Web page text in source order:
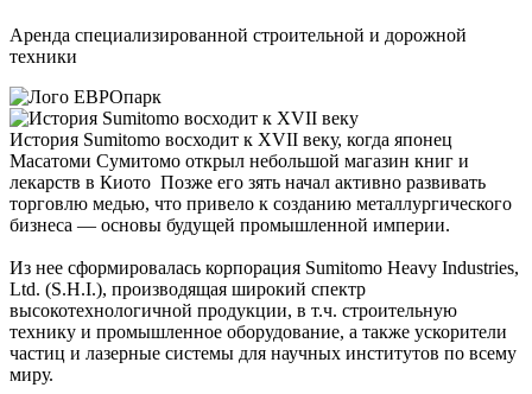
Аренда специализированной строительной и дорожной
техники
История Sumitomo восходит к XVII веку, когда японец
Масатоми Сумитомо открыл небольшой магазин книг и
лекарств в Киото Позже его зять начал активно развивать
торговлю медью, что привело к созданию металлургического
бизнеса — основы будущей промышленной империи.
Из нее сформировалась корпорация Sumitomo Heavy Industries,
Ltd. (S.H.I.), производящая широкий спектр
высокотехнологичной продукции, в т.ч. строительную
технику и промышленное оборудование, а также ускорители
частиц и лазерные системы для научных институтов по всему
миру.